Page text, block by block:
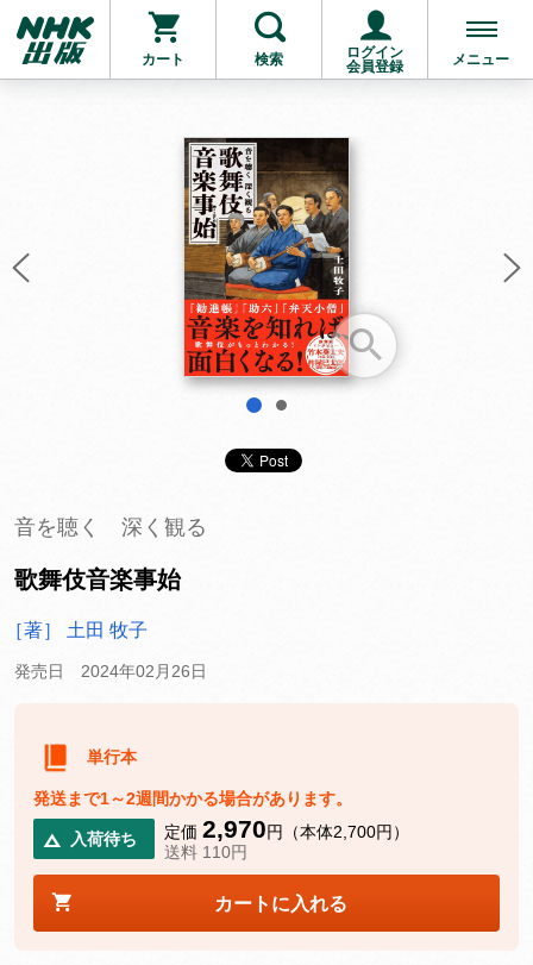
カート 検索
ログイン
会員登録
メニュー
お支払いに進む
他にも商品を買う
1
音を聴く 深く観る
歌舞伎音楽事始
［著］ 土田 牧子
発売日 2024年02月26日
単行本
発送まで1～2週間かかる場合があります。
入荷待ち 定価 2,970円（本体2,700円）
送料 110円
カートに入れる